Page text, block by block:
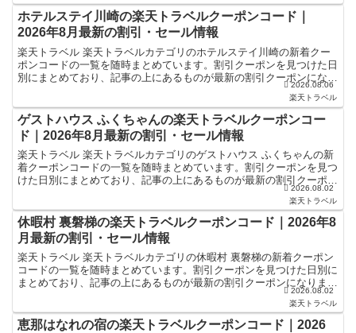
ホテルステイ川崎の楽天トラベルクーポンコード｜
2026年8月最新の割引・セール情報
楽天トラベル 楽天トラベルカテゴリのホテルステイ川崎の新着クー
ポンコードの一覧を随時まとめています。割引クーポンを見つけた日
別にまとめており、記事の上にあるものが最新の割引クーポンになり
ます。ホテル・旅館宿泊の予約などで使えるクーポンやセー...2026.08.06
楽天トラベル
ゲストハウス ふくちゃんの楽天トラベルクーポンコー
ド｜2026年8月最新の割引・セール情報
楽天トラベル 楽天トラベルカテゴリのゲストハウス ふくちゃんの新
着クーポンコードの一覧を随時まとめています。割引クーポンを見つ
けた日別にまとめており、記事の上にあるものが最新の割引クーポン
になります。ホテル・旅館宿泊の予約などで使えるクーポ...2026.08.02
楽天トラベル
休暇村 裏磐梯の楽天トラベルクーポンコード｜2026年8
月最新の割引・セール情報
楽天トラベル 楽天トラベルカテゴリの休暇村 裏磐梯の新着クーポン
コードの一覧を随時まとめています。割引クーポンを見つけた日別に
まとめており、記事の上にあるものが最新の割引クーポンになりま
す。ホテル・旅館宿泊の予約などで使えるクーポンやセール...2026.08.02
楽天トラベル
恵那はなれの宿の楽天トラベルクーポンコード｜2026